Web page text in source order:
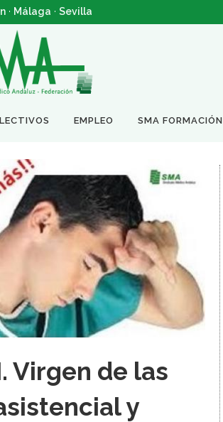
· Málaga · Sevilla
EMPLEO SMA FORMACIÓN
Virgen de las
y